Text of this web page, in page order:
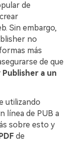
de
Sin embargo,
no
más
de que
a un
utilizando
línea de PUB a
sobre esto y
de